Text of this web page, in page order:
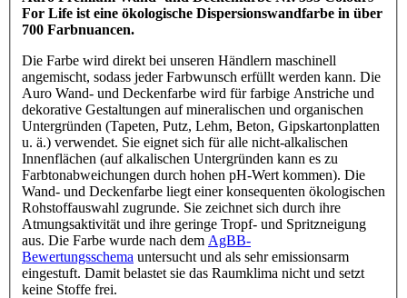
For Life ist eine ökologische Dispersionswandfarbe in über
700 Farbnuancen.
Die Farbe wird direkt bei unseren Händlern maschinell
angemischt, sodass jeder Farbwunsch erfüllt werden kann. Die
Auro Wand- und Deckenfarbe wird für farbige Anstriche und
dekorative Gestaltungen auf mineralischen und organischen
Untergründen (Tapeten, Putz, Lehm, Beton, Gipskartonplatten
u. ä.) verwendet. Sie eignet sich für alle nicht-alkalischen
Innenflächen (auf alkalischen Untergründen kann es zu
Farbtonabweichungen durch hohen pH-Wert kommen). Die
Wand- und Deckenfarbe liegt einer konsequenten ökologischen
Rohstoffauswahl zugrunde. Sie zeichnet sich durch ihre
Atmungsaktivität und ihre geringe Tropf- und Spritzneigung
aus. Die Farbe wurde nach dem AgBB-
Bewertungsschema untersucht und als sehr emissionsarm
eingestuft. Damit belastet sie das Raumklima nicht und setzt
keine Stoffe frei.